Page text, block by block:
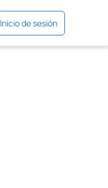
Inicio de sesión